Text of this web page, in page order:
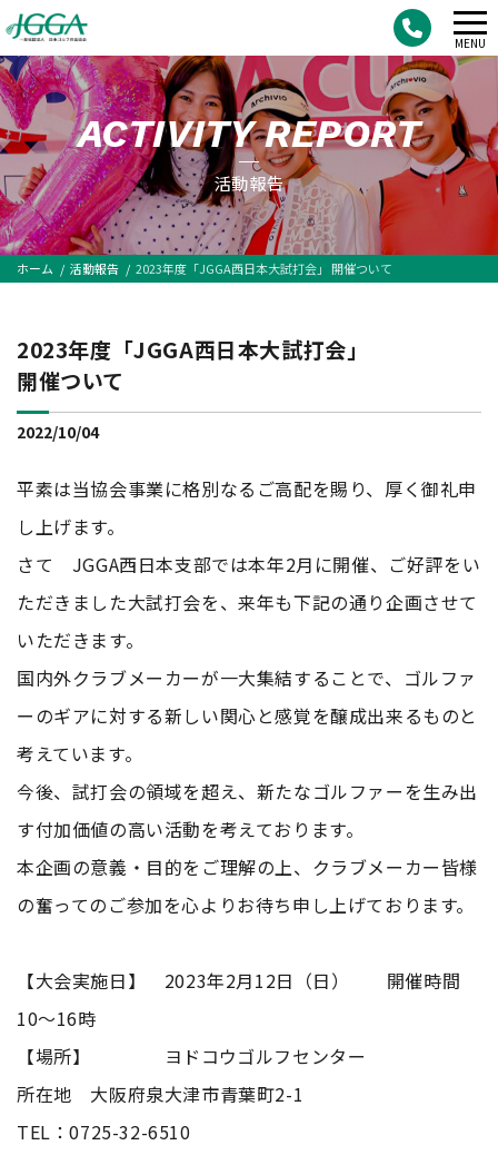
ACTIVITY REPORT
活動報告
ホーム 活動報告 2023年度「JGGA西日本大試打会」 開催ついて
2023年度「JGGA西日本大試打会」
開催ついて
2022/10/04
平素は当協会事業に格別なるご高配を賜り、厚く御礼申
し上げます。
さて JGGA西日本支部では本年2月に開催、ご好評をい
ただきました大試打会を、来年も下記の通り企画させて
いただきます。
国内外クラブメーカーが一大集結することで、ゴルファ
ーのギアに対する新しい関心と感覚を醸成出来るものと
考えています。
今後、試打会の領域を超え、新たなゴルファーを生み出
す付加価値の高い活動を考えております。
本企画の意義・目的をご理解の上、クラブメーカー皆様
の奮ってのご参加を心よりお待ち申し上げております。
【大会実施日】 2023年2月12日（日） 開催時間
10～16時
【場所】 ヨドコウゴルフセンター
所在地 大阪府泉大津市青葉町2-1
TEL：0725-32-6510
メ
ニ
ュ
ー
MENU